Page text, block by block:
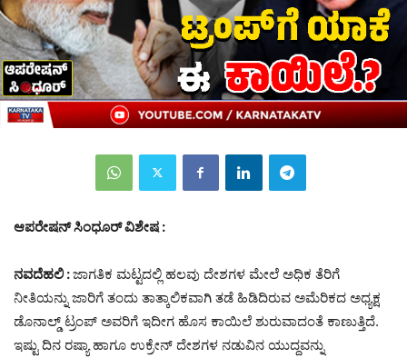
ಆಪರೇಷನ್‌ ಸಿಂಧೂರ್‌ ವಿಶೇಷ :
ನವದೆಹಲಿ :ಜಾಗತಿಕ ಮಟ್ಟದಲ್ಲಿ ಹಲವು ದೇಶಗಳ ಮೇಲೆ ಅಧಿಕ ತೆರಿಗೆ
ನೀತಿಯನ್ನು ಜಾರಿಗೆ ತಂದು ತಾತ್ಕಾಲಿಕವಾಗಿ ತಡೆ ಹಿಡಿದಿರುವ ಅಮೆರಿಕದ ಅಧ್ಯಕ್ಷ
ಡೊನಾಲ್ಡ್‌ ಟ್ರಂಪ್‌ ಅವರಿಗೆ ಇದೀಗ ಹೊಸ ಕಾಯಿಲೆ ಶುರುವಾದಂತೆ ಕಾಣುತ್ತಿದೆ.
ಇಷ್ಟು ದಿನ ರಷ್ಯಾ ಹಾಗೂ ಉಕ್ರೇನ್‌ ದೇಶಗಳ ನಡುವಿನ ಯುದ್ದವನ್ನು